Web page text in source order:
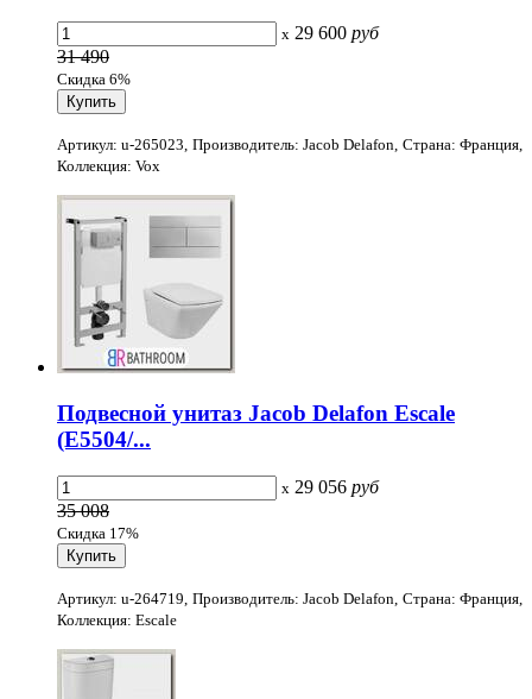
x 29 600 руб
31 490
Скидка 6%
Артикул: u-265023, Производитель: Jacob Delafon, Страна: Франция,
Коллекция: Vox
Подвесной унитаз Jacob Delafon Escale
(E5504/...
x 29 056 руб
35 008
Скидка 17%
Артикул: u-264719, Производитель: Jacob Delafon, Страна: Франция,
Коллекция: Escale